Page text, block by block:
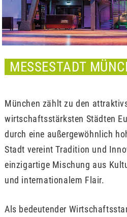
MESSESTADT
München zählt zu den
wirtschaftsstärksten Städten
durch eine außergewöhnlich
Stadt vereint Tradition und
einzigartige Mischung aus
und internationalem Flair.
Als bedeutender